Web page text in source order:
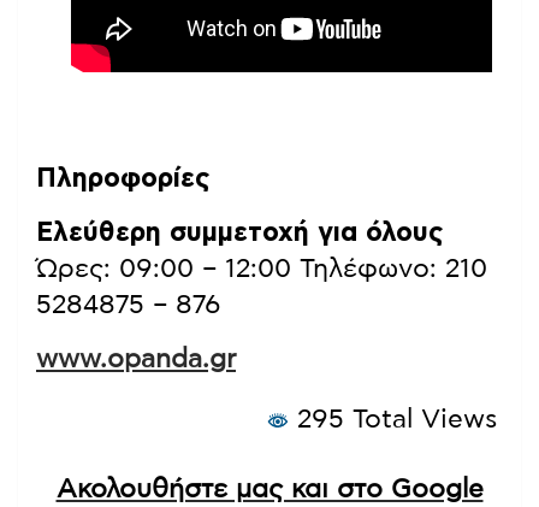
Πληροφορίες
Ελεύθερη συμμετοχή για όλους
Ώρες: 09:00 – 12:00 Τηλέφωνο: 210
5284875 – 876
www.opanda.gr
295 Total Views
Ακολουθήστε μας και στο Google